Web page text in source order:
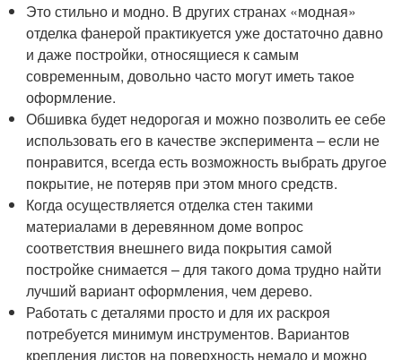
Это стильно и модно. В других странах «модная»
отделка фанерой практикуется уже достаточно давно
и даже постройки, относящиеся к самым
современным, довольно часто могут иметь такое
оформление.
Обшивка будет недорогая и можно позволить ее себе
использовать его в качестве эксперимента – если не
понравится, всегда есть возможность выбрать другое
покрытие, не потеряв при этом много средств.
Когда осуществляется отделка стен такими
материалами в деревянном доме вопрос
соответствия внешнего вида покрытия самой
постройке снимается – для такого дома трудно найти
лучший вариант оформления, чем дерево.
Работать с деталями просто и для их раскроя
потребуется минимум инструментов. Вариантов
крепления листов на поверхность немало и можно